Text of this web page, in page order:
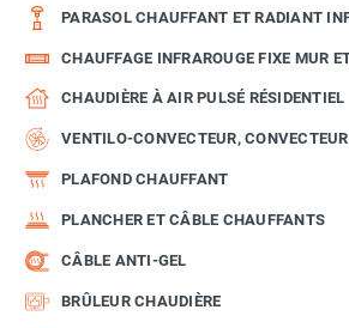
PARASOL CHAUFFANT ET RADIANT
CHAUFFAGE INFRAROUGE FIXE MUR
CHAUDIÈRE À AIR PULSÉ RÉSIDENTIEL
VENTILO-CONVECTEUR,
PLAFOND CHAUFFANT
PLANCHER ET CÂBLE CHAUFFANTS
CÂBLE ANTI-GEL
BRÛLEUR CHAUDIÈRE